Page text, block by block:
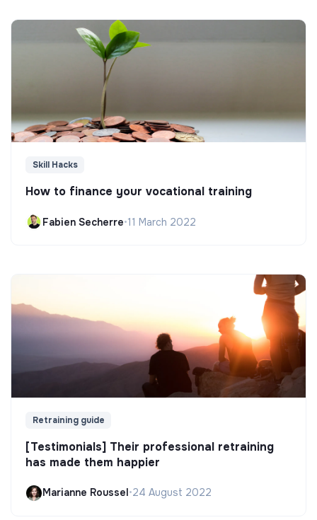
Skill Hacks
How to finance your vocational training
Fabien Secherre•11 March 2022
Retraining guide
[Testimonials] Their professional retraining
has made them happier
Marianne Roussel •24 August 2022